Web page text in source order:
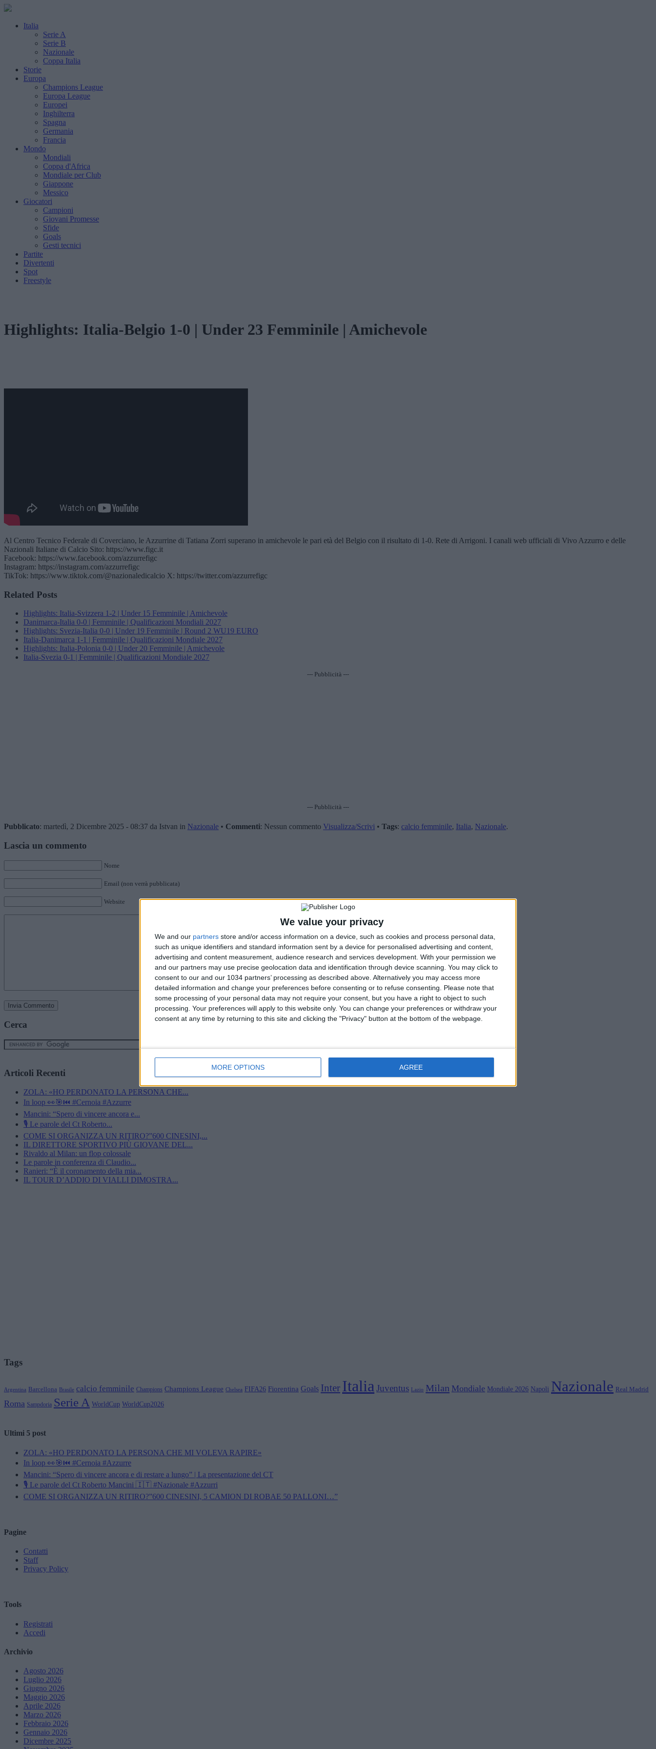
We value your privacy
We and our partners store and/or access information on a device, such as cookies and process personal data,
such as unique identifiers and standard information sent by a device for personalised advertising and content,
advertising and content measurement, audience research and services development. With your permission we
and our partners may use precise geolocation data and identification through device scanning. You may click to
consent to our and our 1034 partners’ processing as described above. Alternatively you may access more
detailed information and change your preferences before consenting or to refuse consenting.
Please note that
some processing of your personal data may not require your consent, but you have a right to object to such
processing. Your preferences will apply to this website only. You can change your preferences or withdraw your
consent at any time by returning to this site and clicking the "Privacy" button at the bottom of the webpage.
MORE OPTIONS AGREE
Italia
Serie A
Serie B
Nazionale
Coppa Italia
Storie
Europa
Champions League
Europa League
Europei
Inghilterra
Spagna
Germania
Francia
Mondo
Mondiali
Coppa d'Africa
Mondiale per Club
Giappone
Messico
Giocatori
Campioni
Giovani Promesse
Sfide
Goals
Gesti tecnici
Partite
Divertenti
Spot
Freestyle
Highlights: Italia-Belgio 1-0 | Under 23 Femminile | Amichevole
Al Centro Tecnico Federale di Coverciano, le Azzurrine di Tatiana Zorri superano in amichevole le pari età del Belgio con il risultato di 1-0. Rete di Arrigoni. I canali web ufficiali di Vivo Azzurro e delle
Nazionali Italiane di Calcio Sito: https://www.figc.it​​
Facebook: https://www.facebook.com/azzurrefigc​​
Instagram: https://instagram.com/azzurrefigc​
TikTok: https://www.tiktok.com/@nazionaledicalcio X: https://twitter.com/azzurrefigc
Related Posts
Highlights: Italia-Svizzera 1-2 | Under 15 Femminile | Amichevole
Danimarca-Italia 0-0 | Femminile | Qualificazioni Mondiali 2027
Highlights: Svezia-Italia 0-0 | Under 19 Femminile | Round 2 WU19 EURO
Italia-Danimarca 1-1 | Femminile | Qualificazioni Mondiale 2027
Highlights: Italia-Polonia 0-0 | Under 20 Femminile | Amichevole
Italia-Svezia 0-1 | Femminile | Qualificazioni Mondiale 2027
--- Pubblicità ---
--- Pubblicità ---
Pubblicato: martedì, 2 Dicembre 2025 - 08:37 da Istvan in Nazionale • Commenti: Nessun commento Visualizza/Scrivi • Tags: calcio femminile, Italia, Nazionale.
Lascia un commento
Nome
Email (non verrà pubblicata)
Website
Cerca
Articoli Recenti
ZOLA: «HO PERDONATO LA PERSONA CHE...
In loop 👀🎯⏮️ #Cernoia #Azzurre
Mancini: “Spero di vincere ancora e...
🎙️ Le parole del Ct Roberto...
COME SI ORGANIZZA UN RITIRO?”600 CINESINI,...
IL DIRETTORE SPORTIVO PIÙ GIOVANE DEL...
Rivaldo al Milan: un flop colossale
Le parole in conferenza di Claudio...
Ranieri: “È il coronamento della mia...
IL TOUR D’ADDIO DI VIALLI DIMOSTRA...
Tags
Argentina Barcellona Brasile calcio femminile Champions Champions League Chelsea FIFA26 Fiorentina Goals Inter Italia Juventus Lazio Milan Mondiale Mondiale 2026 Napoli Nazionale Real Madrid
Roma Sampdoria Serie A WorldCup WorldCup2026
Ultimi 5 post
ZOLA: «HO PERDONATO LA PERSONA CHE MI VOLEVA RAPIRE»
In loop 👀🎯⏮️ #Cernoia #Azzurre
Mancini: “Spero di vincere ancora e di restare a lungo” | La presentazione del CT
🎙️ Le parole del Ct Roberto Mancini 🇮🇹 #Nazionale #Azzurri
COME SI ORGANIZZA UN RITIRO?”600 CINESINI, 5 CAMION DI ROBAE 50 PALLONI…”
Pagine
Contatti
Staff
Privacy Policy
Tools
Registrati
Accedi
Archivio
Agosto 2026
Luglio 2026
Giugno 2026
Maggio 2026
Aprile 2026
Marzo 2026
Febbraio 2026
Gennaio 2026
Dicembre 2025